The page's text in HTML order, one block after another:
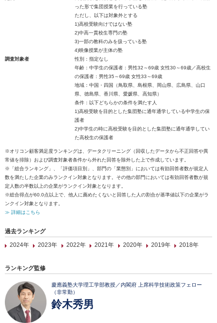
った形で集団授業を行っている塾
ただし、以下は対象外とする
1)高校受験向けではない塾
2)中高一貫校生専門の塾
3)一部の教科のみを扱っている塾
4)映像授業が主体の塾
調査対象者
性別：指定なし
年齢：中学生の保護者：男性32～69歳 女性30～69歳／高校生
の保護者：男性35～69歳 女性33～69歳
地域：中国・四国（鳥取県、島根県、岡山県、広島県、山口
県、徳島県、香川県、愛媛県、高知県）
条件：以下どちらかの条件を満たす人
1)高校受験を目的とした集団塾に通年通学している中学生の保
護者
2)中学生の時に高校受験を目的とした集団塾に通年通学してい
た高校生の保護者
※オリコン顧客満足度ランキングは、データクリーニング（回収したデータから不正回答や異
常値を排除）および調査対象者条件から外れた回答を除外した上で作成しています。
※「総合ランキング」、「評価項目別」、部門の「業態別」においては有効回答者数が規定人
数を満たした企業のみランクイン対象となります。その他の部門においては有効回答者数が規
定人数の半数以上の企業がランクイン対象となります。
※総合得点が60.0点以上で、他人に薦めたくないと回答した人の割合が基準値以下の企業がラ
ンクイン対象となります。
≫ 詳細はこちら
過去ランキング
2024年
2023年 2022年 2021年 2020年 2019年 2018年
ランキング監修
慶應義塾大学理工学部教授／内閣府 上席科学技術政策フェロー
（非常勤）
鈴木秀男